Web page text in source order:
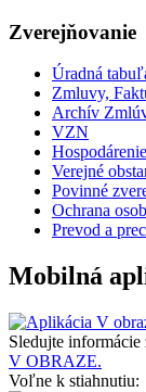
Zverejňovanie
Úradná
Zmluvy,
Archív
VZN
Verejné
Povinné
Ochrana
Prevod a
Mobilná
Sledujte
V OBRAZE.
Voľne k stiahnutiu: